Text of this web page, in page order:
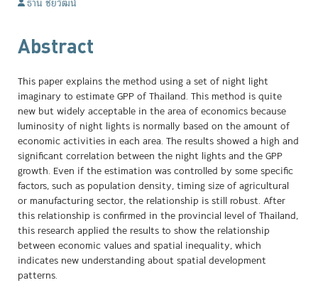
ธานี ชัยวัฒน์
Abstract
This paper explains the method using a set of night light
imaginary to estimate GPP of Thailand. This method is quite
new but widely acceptable in the area of economics because
luminosity of night lights is normally based on the amount of
economic activities in each area. The results showed a high and
significant correlation between the night lights and the GPP
growth. Even if the estimation was controlled by some specific
factors, such as population density, timing size of agricultural
or manufacturing sector, the relationship is still robust. After
this relationship is confirmed in the provincial level of Thailand,
this research applied the results to show the relationship
between economic values and spatial inequality, which
indicates new understanding about spatial development
patterns.